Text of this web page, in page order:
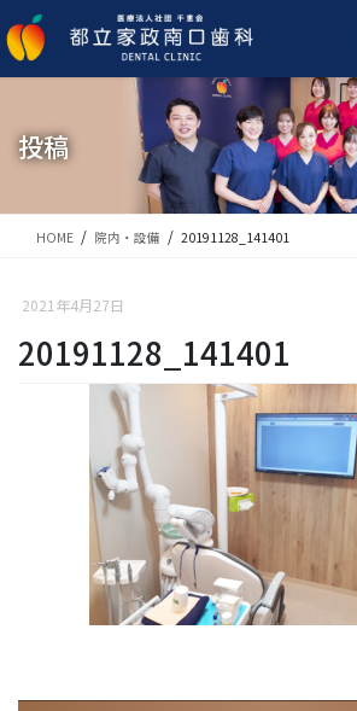
ン
テ
ビ
ゲ
移
投稿
HOME 院内・設備 20191128_141401
2021年4月27日
20191128_141401